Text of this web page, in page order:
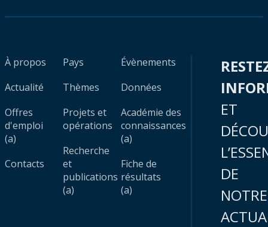
À propos
Actualité
Offres
d'emploi
(a)
Contacts
Pays
Thèmes
Projets et
opérations
Recherche
et
publications
(a)
Évènements
Données
Académie des
connaissances
(a)
Fiche de
résultats
(a)
ET
DE
NOTRE